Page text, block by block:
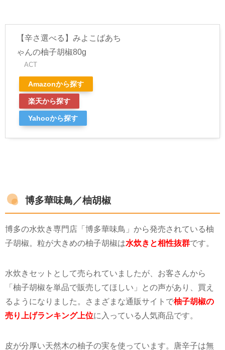
【辛さ選べる】みよこばあち
ゃんの柚子胡椒80g
ACT
Amazonから探す
楽天から探す
Yahooから探す
博多華味鳥／柚胡椒
博多の水炊き専門店「博多華味鳥」から発売されている柚
子胡椒。粒が大きめの柚子胡椒は水炊きと相性抜群です。
水炊きセットとして売られていましたが、お客さんから
「柚子胡椒を単品で販売してほしい」との声があり、買え
るようになりました。さまざまな通販サイトで柚子胡椒の
売り上げランキング上位に入っている人気商品です。
皮が分厚い天然木の柚子の実を使っています。唐辛子は無